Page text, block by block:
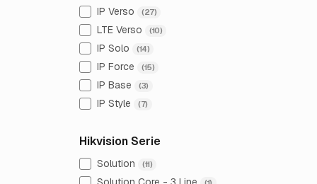
IP Verso (27)
LTE Verso (10)
IP Solo (14)
IP Force (15)
IP Base (3)
IP Style (7)
Hikvision Serie
Solution (11)